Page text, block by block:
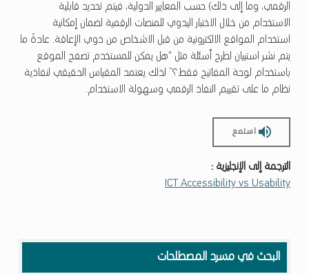
الرقمي، وما إلى ذلك) حسب المعايير الدولية، فيتم تحديد قابلية
الاستخدام من خلال الاختبار اليدوي للمنصات الرقمية لضمان إمكانية
استخدام المواقع الالكترونية من قبل الاشخاص من ذوي الإعاقة. عادةً ما
يتم نشر استبيان لطرح أسئلة مثل “هل يمكن للمستخدم تصفح الموقع
باستخدام لوحة المفاتيح فقط؟” لذلك يعتمد المقياس الحقيقي لنفاذية
نظام ما على تقييم النفاذ الرقمي وسهولة الاستخدام.
استمع
الترجمة إلى الإنجليزية :
ICT Accessibility vs Usability
Skip back to main navigation
البحث في مسرد المصطلحات